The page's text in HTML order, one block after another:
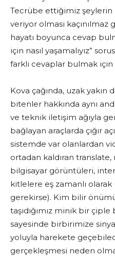
Tecrübe ettiğimiz
veriyor olması
hayatı boyunca cevap
için nasıl yaşamalıyız”
farklı cevaplar bulmak
Kova çağında, uzak
bitenler hakkında aynı
ve teknik iletişim ağıyla
bağlayan araçlarda çığır
sistemde var olanlardan
ortadan kaldıran translate,
bilgisayar görüntüleri,
kitlelere eş zamanlı
gerekirse). Kim bilir
taşıdığımız minik bir çiple
sayesinde birbirimize
yoluyla harekete
gerçekleşmesi neden